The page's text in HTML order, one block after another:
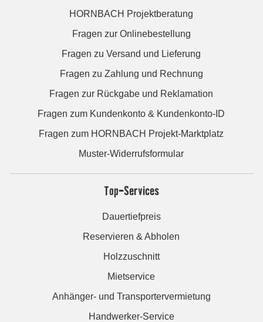
HORNBACH Projektberatung
Fragen zur Onlinebestellung
Fragen zu Versand und Lieferung
Fragen zu Zahlung und Rechnung
Fragen zur Rückgabe und Reklamation
Fragen zum Kundenkonto & Kundenkonto-ID
Fragen zum HORNBACH Projekt-Marktplatz
Muster-Widerrufsformular
Top-Services
Dauertiefpreis
Reservieren & Abholen
Holzzuschnitt
Mietservice
Anhänger- und Transportervermietung
Handwerker-Service